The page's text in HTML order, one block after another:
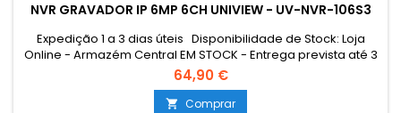
NVR GRAVADOR IP 6MP 6CH UNIVIEW - UV-NVR-106S3
Expedição 1 a 3 dias úteis Disponibilidade de Stock: Loja
Online - Armazém Central EM STOCK - Entrega prevista até 3
dias úteis Loja Braga - Rua António Fernandes Ferreira
Gomes SEM STOCK - Por encomenda - chegada até 2 dias
úteis
64,90 €
 Comprar